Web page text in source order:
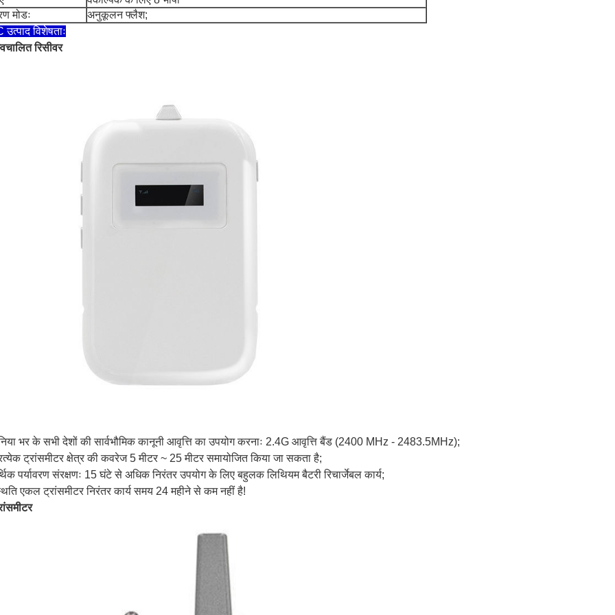
मोडः
अनुकूलन फ्लैश;
उत्पाद विशेषताः
रिसीवर
भर के सभी देशों की सार्वभौमिक कानूनी आवृत्ति का उपयोग करनाः 2.4G आवृत्ति बैंड (2400 MHz - 2483.5MHz);
ट्रांसमीटर क्षेत्र की कवरेज 5 मीटर ~ 25 मीटर समायोजित किया जा सकता है;
पर्यावरण संरक्षणः 15 घंटे से अधिक निरंतर उपयोग के लिए बहुलक लिथियम बैटरी रिचार्जेबल कार्य;
एकल ट्रांसमीटर निरंतर कार्य समय 24 महीने से कम नहीं है!